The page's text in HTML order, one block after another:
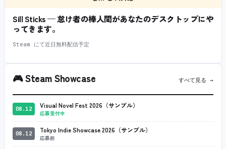
Sill Sticks — 怠け者の棒人間があなたのデスクトップにや
ってきます。
Steam にて近日無料配信予定
🎮Steam Showcase すべて見る →
08.12 Visual Novel Fest 2026（サンプル）
応募受付中
08.12 Tokyo Indie Showcase 2026（サンプル）
応募前